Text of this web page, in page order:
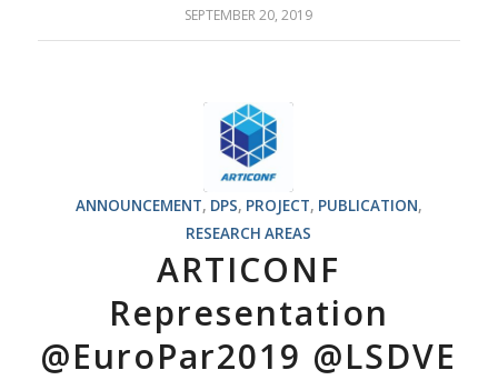
SEPTEMBER 20, 2019
ANNOUNCEMENT, DPS, PROJECT, PUBLICATION,
RESEARCH AREAS
ARTICONF
Representation
@EuroPar2019 @LSDVE